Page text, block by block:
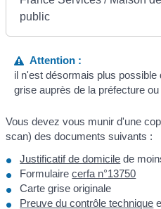
public
Attention :
il n'est désormais plus possible
grise auprès de la préfecture
Vous devez vous munir d'une
scan) des documents suivants :
Justificatif de domicile de
Formulairecerfa n°13750
Carte grise originale
Preuve du contrôle technique